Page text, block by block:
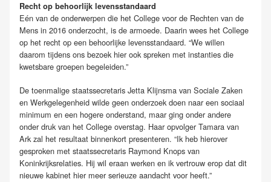
Recht op behoorlijk levensstandaard
Eén van de onderwerpen die het College voor de Rechten van de
Mens in 2016 onderzocht, is de armoede. Daarin wees het College
op het recht op een behoorlijke levensstandaard. “We willen
daarom tijdens ons bezoek hier ook spreken met instanties die
kwetsbare groepen begeleiden.”
De toenmalige staatssecretaris Jetta Klijnsma van Sociale Zaken
en Werkgelegenheid wilde geen onderzoek doen naar een sociaal
minimum en een hogere onderstand, maar ging onder andere
onder druk van het College overstag. Haar opvolger Tamara van
Ark zal het resultaat binnenkort presenteren. “Ik heb hierover
gesproken met staatssecretaris Raymond Knops van
Koninkrijksrelaties. Hij wil eraan werken en ik vertrouw erop dat dit
nieuwe kabinet hier meer serieuze aandacht voor heeft.”